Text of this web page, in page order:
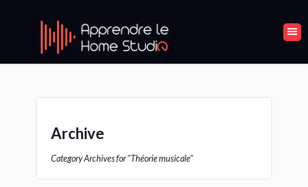
Archive
Category Archives for "Théorie musicale"